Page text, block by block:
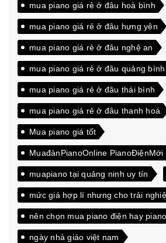
mua piano giá rẻ ở đâu hoà bình
mua piano giá rẻ ở đâu hưng yên
mua piano giá rẻ ở đâu nghệ an
mua piano giá rẻ ở đâu quảng bình
mua piano giá rẻ ở đâu thái bình
mua piano giá rẻ ở đâu thanh hoá
Mua piano giá tốt
MuađànPianoOnline PianoĐiệnMới
muapiano tại quảng ninh uy tín
mức giá hợp lí nhưng cho trải
nên chọn mua piano điện hay
ngày nhà giáo việt nam